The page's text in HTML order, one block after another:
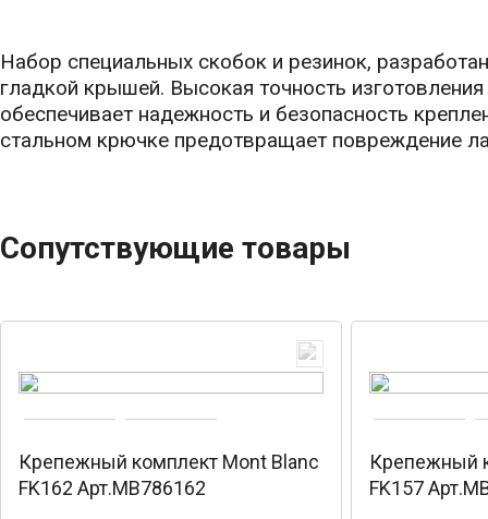
Набор специальных скобок и резинок,
гладкой крышей. Высокая точность
обеспечивает надежность и безопасность
стальном крючке предотвращает повреждение
Сопутствующие товары
Крепежный комплект Mont Blanc
FK162 Арт.MB786162
Крепежный
FK157